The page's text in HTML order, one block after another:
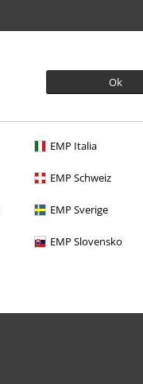
Ok
EMP Italia
EMP Schweiz
EMP Sverige
EMP Slovensko